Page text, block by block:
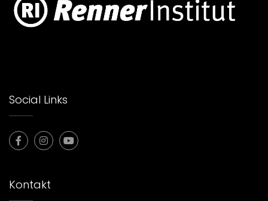
Social Links
Kontakt